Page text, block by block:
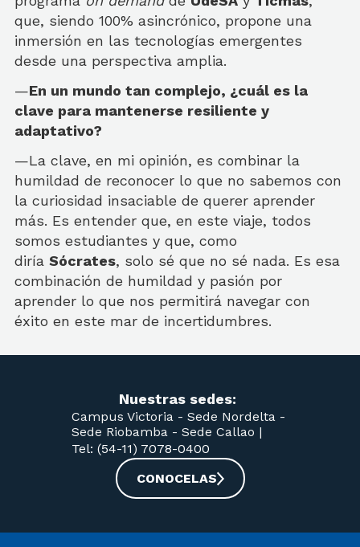
que, siendo 100% asincrónico, propone una
inmersión en las tecnologías emergentes
desde una perspectiva amplia.
—En un mundo tan complejo, ¿cuál es la
clave para mantenerse resiliente y
adaptativo?
—La clave, en mi opinión, es combinar la
humildad de reconocer lo que no sabemos con
la curiosidad insaciable de querer aprender
más. Es entender que, en este viaje, todos
somos estudiantes y que, como
diría Sócrates, solo sé que no sé nada. Es esa
combinación de humildad y pasión por
aprender lo que nos permitirá navegar con
éxito en este mar de incertidumbres.
Nuestras sedes:
Campus Victoria - Sede Nordelta -
Sede Riobamba - Sede Callao |
Tel: (54-11) 7078-0400
CONOCELAS